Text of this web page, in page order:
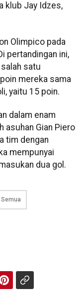
klub Jay Idzes,
Olimpico pada
pertandingan ini,
satu
mereka sama
yaitu 15 poin.
dalam enam
asuhan Gian Piero
tim dengan
mempunyai
dua gol.